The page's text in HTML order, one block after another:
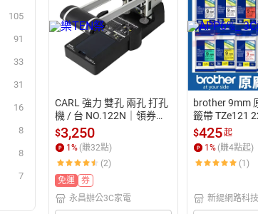
105
91
33
31
16
8
8
7
CARL 強力 雙孔 兩孔 打孔
機 / 台 NO.122N｜領券最
高折$220
$3,250
1% (賺32點)
(2)
免運
券
永昌辦公3C家電
brother 9mm
籤帶 TZe121
621 721 222
$425起
1% (賺4點起)
(1)
新緹網路科